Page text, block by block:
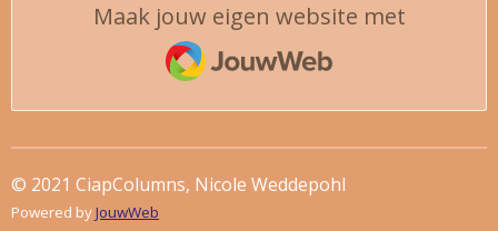
Maak jouw eigen website met
JouwWeb
© 2021 CiapColumns, Nicole Weddepohl
Powered byJouwWeb